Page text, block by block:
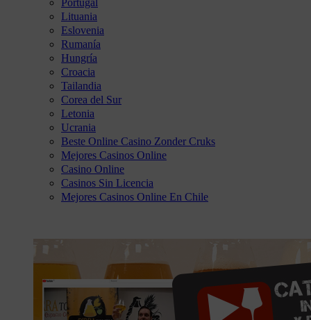
Portugal
Lituania
Eslovenia
Rumanía
Hungría
Croacia
Tailandia
Corea del Sur
Letonia
Ucrania
Beste Online Casino Zonder Cruks
Mejores Casinos Online
Casino Online
Casinos Sin Licencia
Mejores Casinos Online En Chile